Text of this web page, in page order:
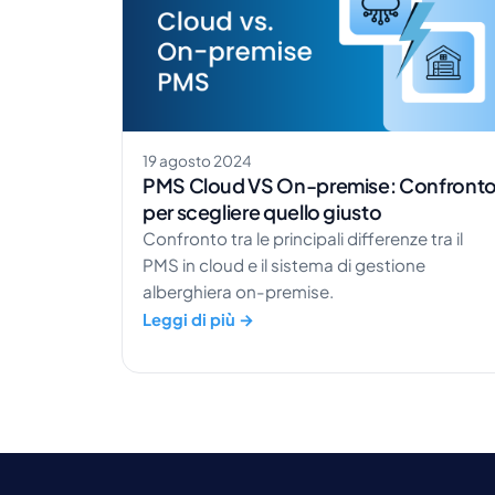
19 agosto 2024
PMS Cloud VS On-premise:
per scegliere quello giusto
Confronto tra le principali differenze tra il
PMS in cloud e il sistema di gestione
alberghiera on-premise.
Leggi di più →